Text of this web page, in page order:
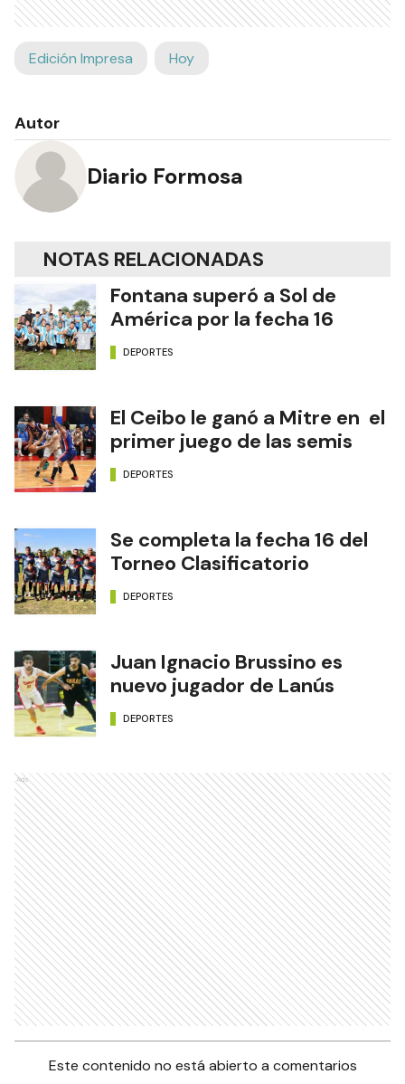
Edición Impresa Hoy
Autor
Diario Formosa
NOTAS RELACIONADAS
Fontana superó a Sol de
América por la fecha 16
DEPORTES
El Ceibo le ganó a Mitre en el
primer juego de las semis
DEPORTES
Se completa la fecha 16 del
Torneo Clasificatorio
DEPORTES
Juan Ignacio Brussino es
nuevo jugador de Lanús
DEPORTES
Ads
Este contenido no está abierto a comentarios